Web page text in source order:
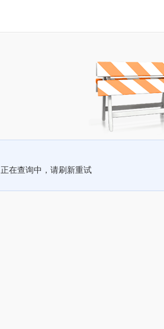
正在查询中，请刷新重试